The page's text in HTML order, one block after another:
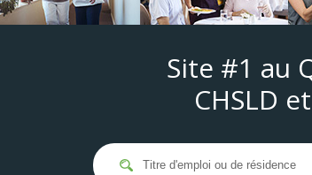
Site #1 au
CHSLD